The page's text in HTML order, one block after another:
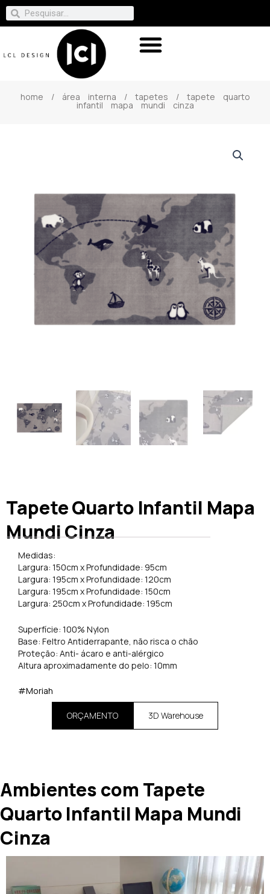
home / área interna / tapetes / tapete quarto
infantil mapa mundi cinza
Tapete Quarto Infantil Mapa
Mundi Cinza
Medidas:
Largura: 150cm x Profundidade: 95cm
Largura: 195cm x Profundidade: 120cm
Largura: 195cm x Profundidade: 150cm
Largura: 250cm x Profundidade: 195cm
Superfície: 100% Nylon
Base: Feltro Antiderrapante, não risca o chão
Proteção: Anti- ácaro e anti-alérgico
Altura aproximadamente do pelo: 10mm
#Moriah
ORÇAMENTO 3D Warehouse
Ambientes com Tapete
Quarto Infantil Mapa Mundi
Cinza